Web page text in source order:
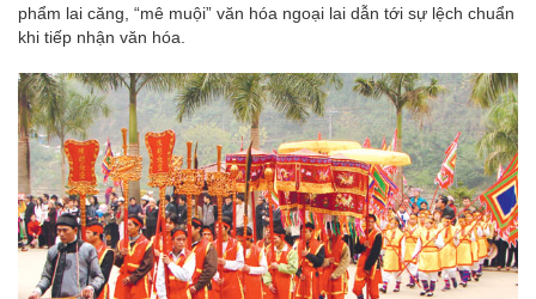
phẩm lai căng, “mê muội” văn hóa ngoại lai dẫn tới sự lệch chuẩn
khi tiếp nhận văn hóa.